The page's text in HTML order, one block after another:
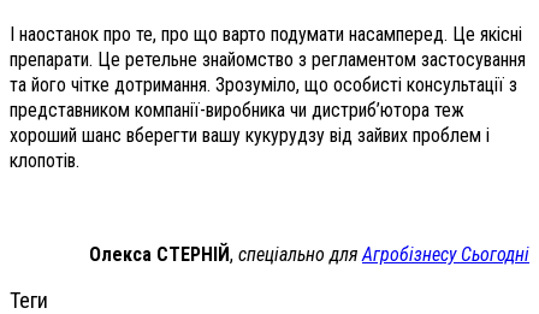
І наостанок про те, про що варто подумати насамперед. Це якісні
препарати. Це ретельне знайомство з регламентом застосування
та його чітке дотримання. Зрозуміло, що особисті консультації з
представником компанії-виробника чи дистриб’ютора теж
хороший шанс вберегти вашу кукурудзу від зайвих проблем і
клопотів.
Олекса СТЕРНІЙ, спеціально дляАгробізнесу Сьогодні
Теги